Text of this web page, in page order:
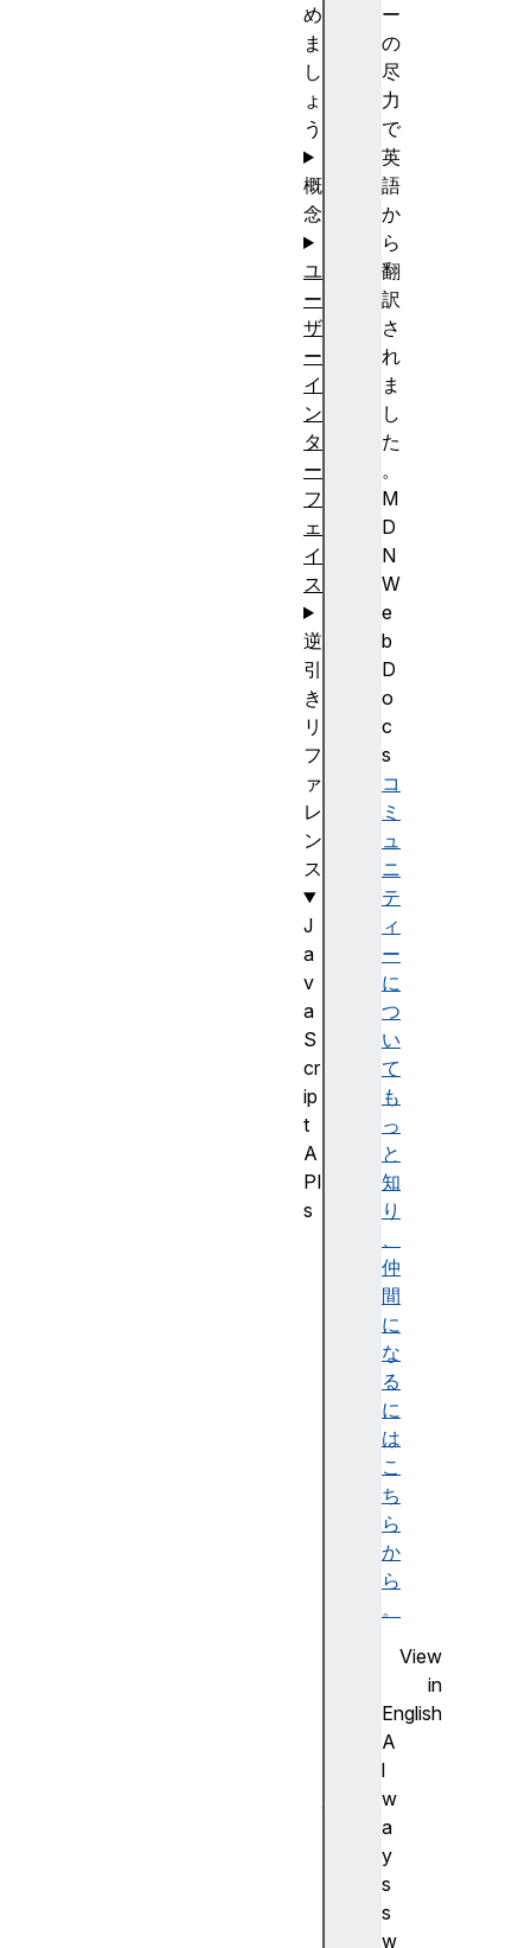
ー
の
尽
力
で
英
語
か
ら
翻
訳
さ
れ
ま
し
た
。
M
D
N
W
e
b
D
o
c
s
コ
ミ
ュ
ニ
テ
ィ
ー
に
つ
い
て
も
っ
と
知
り
、
仲
間
に
な
る
に
は
こ
ち
ら
か
ら
。
View
in
English
A
l
w
a
y
s
s
w
め
ま
し
ょ
う
概
念
ユ
ー
ザ
ー
イ
ン
タ
ー
フ
ェ
イ
ス
逆
引
き
リ
フ
ァ
レ
ン
ス
J
a
v
a
S
cr
ip
t
A
PI
s